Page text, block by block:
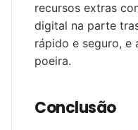
recursos extras
digital na parte
rápido e seguro, e
poeira.
Conclusão